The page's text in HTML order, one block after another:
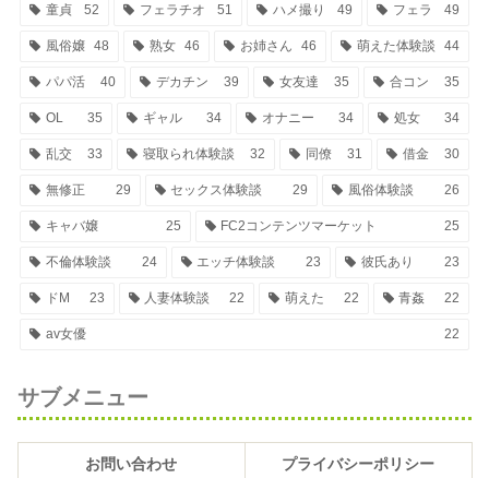
童貞 52 フェラチオ 51 ハメ撮り 49 フェラ 49
風俗嬢 48 熟女 46 お姉さん 46 萌えた体験談 44
パパ活 40 デカチン 39 女友達 35 合コン 35
OL 35 ギャル 34 オナニー 34 処女 34
乱交 33 寝取られ体験談 32 同僚 31 借金 30
無修正 29 セックス体験談 29 風俗体験談 26
キャバ嬢 25 FC2コンテンツマーケット 25
不倫体験談 24 エッチ体験談 23 彼氏あり 23
ドM 23 人妻体験談 22 萌えた 22 青姦 22
av女優 22
サブメニュー
お問い合わせ プライバシーポリシー